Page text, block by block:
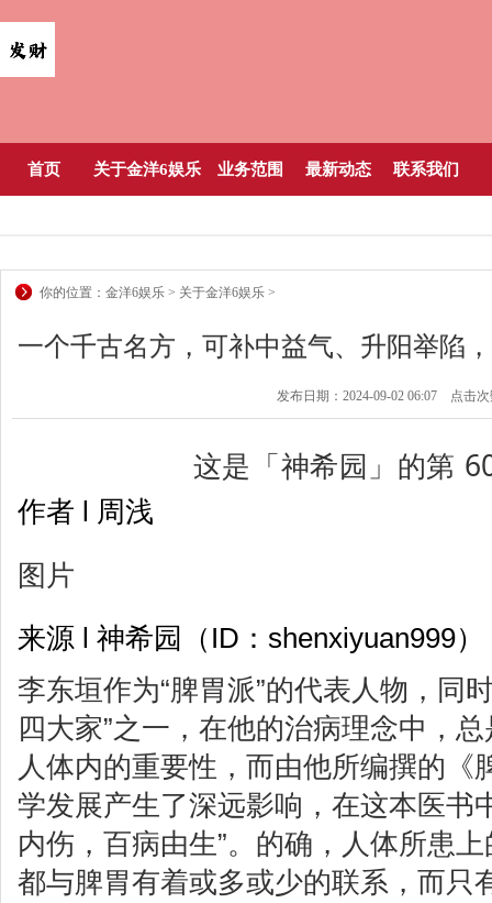
首页 关于金洋6娱乐 业务范围 最新动态 联系我们
你的位置： 金洋6娱乐 > 关于金洋6娱乐 >
一个千古名方，可补中益气、升阳举陷
发布日期：2024-09-02 06:07 点击次
这是「神希园」的第
作者 l 周浅
图片
来源 l 神希园（ID：shenxiyuan999）
李东垣作为“脾胃派”的代表人物，同
四大家”之一，在他的治病理念中，
人体内的重要性，而由他所编撰的《
学发展产生了深远影响，在这本医书
内伤，百病由生”。的确，人体所患
都与脾胃有着或多或少的联系，而只